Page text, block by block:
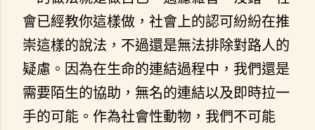
會已經教你這樣做，社會上的認可紛紛在推
崇這樣的說法，不過還是無法排除對路人的
疑慮。因為在生命的連結過程中，我們還是
需要陌生的協助，無名的連結以及即時拉一
手的可能。作為社會性動物，我們不可能